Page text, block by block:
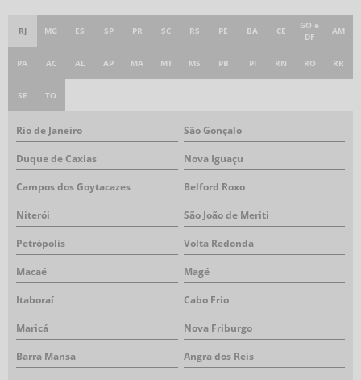
RJ MG ES SP PR SC RS PE BA CE
GO e
DF
AM
PA AC AL AP MA MT MS PB PI RN RO RR
SE TO
Rio de Janeiro São Gonçalo
Duque de Caxias Nova Iguaçu
Campos dos Goytacazes Belford Roxo
Niterói São João de Meriti
Petrópolis Volta Redonda
Macaé Magé
Itaboraí Cabo Frio
Maricá Nova Friburgo
Barra Mansa Angra dos Reis